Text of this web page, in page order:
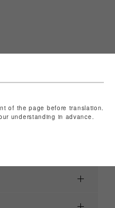
of the page before translation.
understanding in advance.